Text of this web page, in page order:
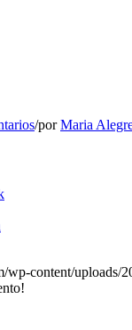
/porMaria
wp-content/uploads/